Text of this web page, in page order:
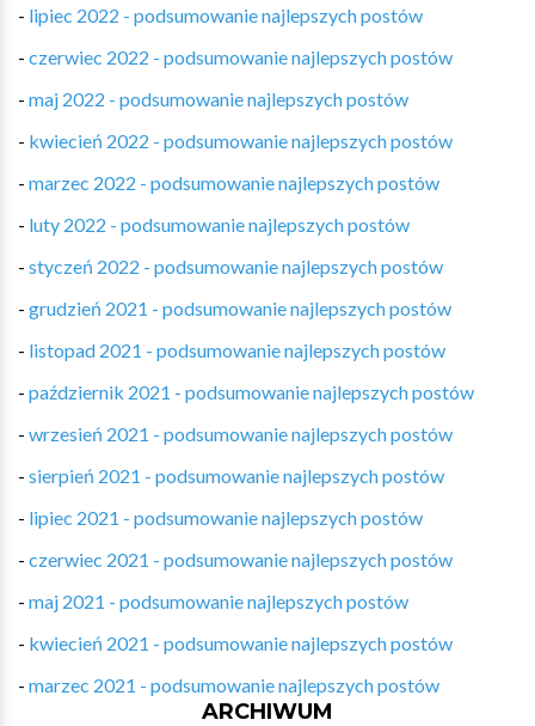
- lipiec 2022 - podsumowanie najlepszych postów
- czerwiec 2022 - podsumowanie najlepszych postów
- maj 2022 - podsumowanie najlepszych postów
- kwiecień 2022 - podsumowanie najlepszych postów
- marzec 2022 - podsumowanie najlepszych postów
- luty 2022 - podsumowanie najlepszych postów
- styczeń 2022 - podsumowanie najlepszych postów
- grudzień 2021 - podsumowanie najlepszych postów
- listopad 2021 - podsumowanie najlepszych postów
- październik 2021 - podsumowanie najlepszych postów
- wrzesień 2021 - podsumowanie najlepszych postów
- sierpień 2021 - podsumowanie najlepszych postów
- lipiec 2021 - podsumowanie najlepszych postów
- czerwiec 2021 - podsumowanie najlepszych postów
- maj 2021 - podsumowanie najlepszych postów
- kwiecień 2021 - podsumowanie najlepszych postów
- marzec 2021 - podsumowanie najlepszych postów
ARCHIWUM